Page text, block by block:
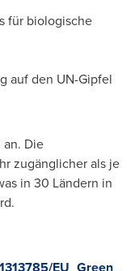
für biologische
auf den UN-Gipfel
Die
zugänglicher als je
in 30 Ländern in
EU_Green_